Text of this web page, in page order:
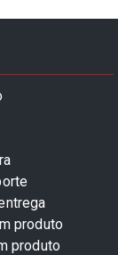
produto
produto